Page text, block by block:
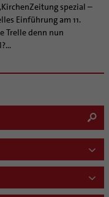
spezial –
Einführung am 11.
Trelle denn nun